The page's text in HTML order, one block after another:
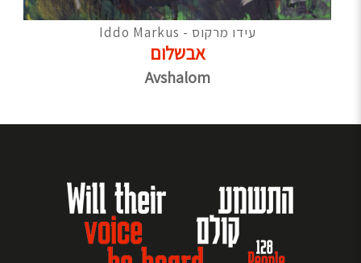
עידו מרקוס - Iddo Markus
אבשלום
Avshalom